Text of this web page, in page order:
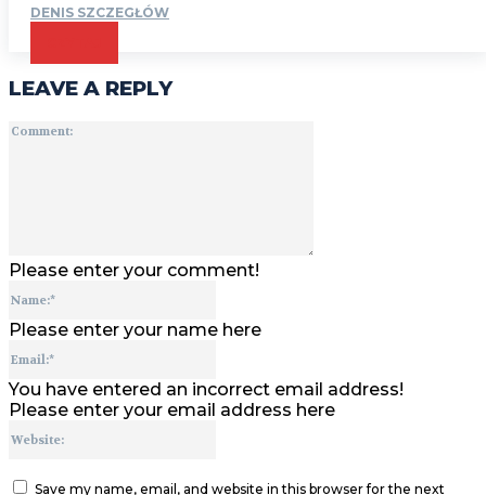
DENIS SZCZEGŁÓW
LEAVE A REPLY
Please enter your comment!
Please enter your name here
You have entered an incorrect email address!
Please enter your email address here
Save my name, email, and website in this browser for the next